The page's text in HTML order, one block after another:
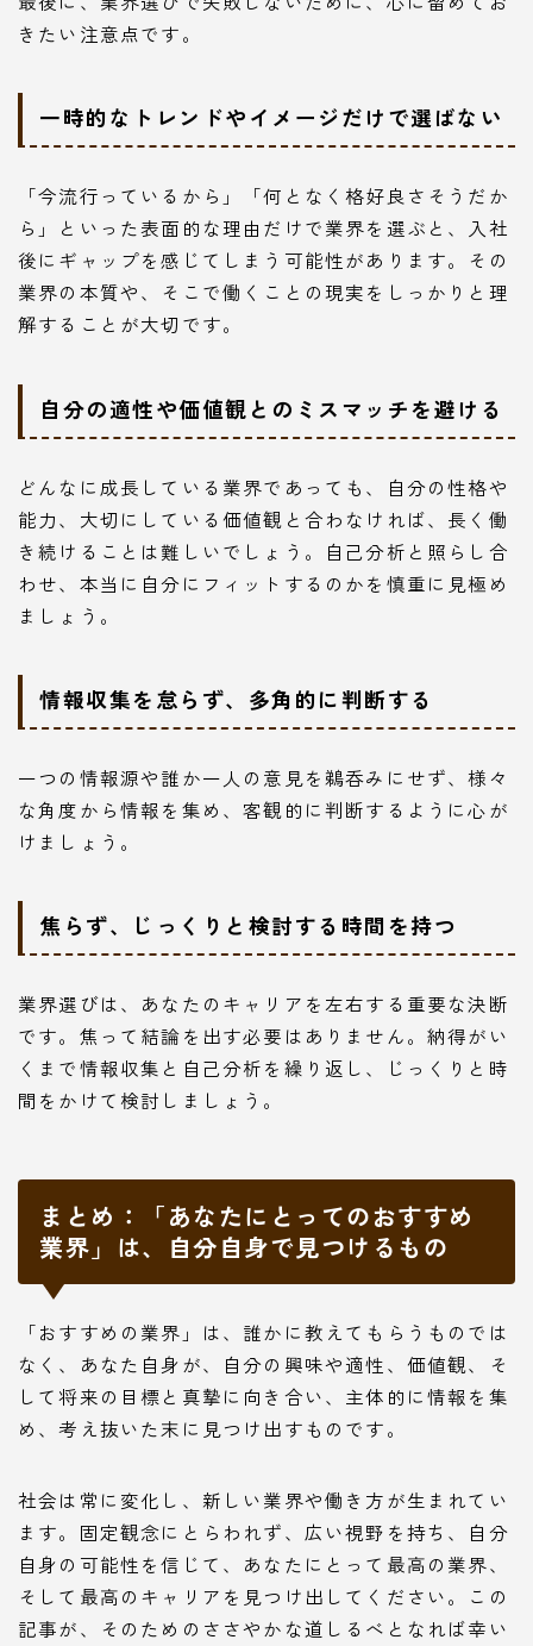
きたい注意点です。
一時的なトレンドやイメージだけで選ばない
「今流行っているから」「何となく格好良さそうだか
ら」といった表面的な理由だけで業界を選ぶと、入社
後にギャップを感じてしまう可能性があります。その
業界の本質や、そこで働くことの現実をしっかりと理
解することが大切です。
自分の適性や価値観とのミスマッチを避ける
どんなに成長している業界であっても、自分の性格や
能力、大切にしている価値観と合わなければ、長く働
き続けることは難しいでしょう。自己分析と照らし合
わせ、本当に自分にフィットするのかを慎重に見極め
ましょう。
情報収集を怠らず、多角的に判断する
一つの情報源や誰か一人の意見を鵜呑みにせず、様々
な角度から情報を集め、客観的に判断するように心が
けましょう。
焦らず、じっくりと検討する時間を持つ
業界選びは、あなたのキャリアを左右する重要な決断
です。焦って結論を出す必要はありません。納得がい
くまで情報収集と自己分析を繰り返し、じっくりと時
間をかけて検討しましょう。
まとめ：「あなたにとってのおすすめ
業界」は、自分自身で見つけるもの
「おすすめの業界」は、誰かに教えてもらうものでは
なく、あなた自身が、自分の興味や適性、価値観、そ
して将来の目標と真摯に向き合い、主体的に情報を集
め、考え抜いた末に見つけ出すものです。
社会は常に変化し、新しい業界や働き方が生まれてい
ます。固定観念にとらわれず、広い視野を持ち、自分
自身の可能性を信じて、あなたにとって最高の業界、
そして最高のキャリアを見つけ出してください。この
記事が、そのためのささやかな道しるべとなれば幸い